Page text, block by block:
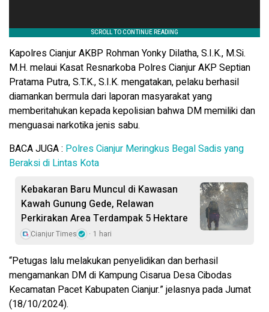
Kapolres Cianjur AKBP Rohman Yonky Dilatha, S.I.K., M.Si.
M.H. melaui Kasat Resnarkoba Polres Cianjur AKP Septian
Pratama Putra, S.T.K., S.I.K. mengatakan, pelaku berhasil
diamankan bermula dari laporan masyarakat yang
memberitahukan kepada kepolisian bahwa DM memiliki dan
menguasai narkotika jenis sabu.
BACA JUGA : Polres Cianjur Meringkus Begal Sadis yang
Beraksi di Lintas Kota
Kebakaran Baru Muncul di Kawasan
Kawah Gunung Gede, Relawan
Perkirakan Area Terdampak 5 Hektare
Cianjur Times 1 hari
“Petugas lalu melakukan penyelidikan dan berhasil
mengamankan DM di Kampung Cisarua Desa Cibodas
Kecamatan Pacet Kabupaten Cianjur.” jelasnya pada Jumat
(18/10/2024).